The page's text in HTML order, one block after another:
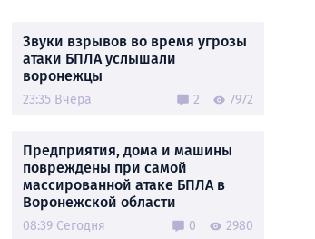
Звуки взрывов во время угрозы
атаки БПЛА услышали
воронежцы
23:35 Вчера 2 7972
Предприятия, дома и машины
повреждены при самой
массированной атаке БПЛА в
Воронежской области
08:39 Сегодня 0 2980